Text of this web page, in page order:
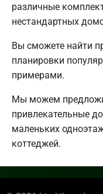
различные
нестандартных
Вы сможете найти
планировки
примерами.
Мы можем
привлекательные
маленьких
коттеджей.